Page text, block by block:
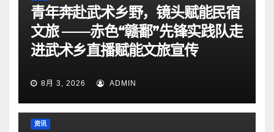
青年奔赴武术乡野，镜头赋能民宿
文旅 ——赤色“赣鄱”先锋实践队走
进武术乡直播赋能文旅宣传
8月 3, 2026 ADMIN
资讯